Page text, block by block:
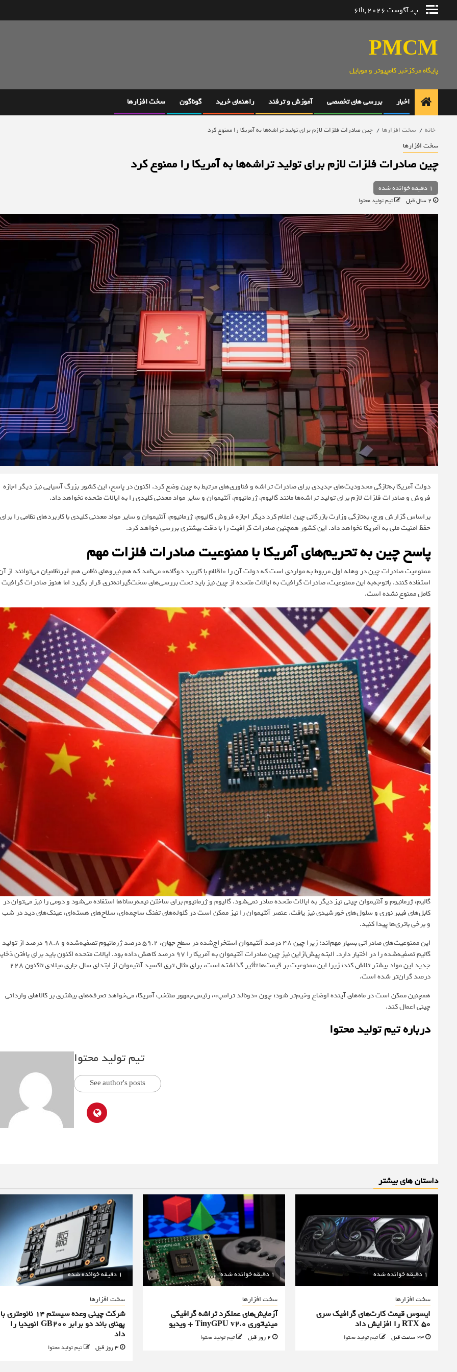
پ. آگوست 6th, 2026
PMCM
پایگاه مرکزخبر کامپیوتر و موبایل
اخبار بررسی های تخصصی آموزش و ترفند راهنمای خرید گوناگون سخت افزارها
خانه سخت افزارها چین صادرات فلزات لازم برای تولید تراشه‌ها به آمریکا را ممنوع کرد
سخت افزارها
چین صادرات فلزات لازم برای تولید تراشه‌ها به آمریکا را ممنوع کرد
1 دقیقه خوانده شده
تیم تولید محتوا
دولت آمریکا به‌تازگی محدودیت‌های جدیدی برای صادرات تراشه و فناوری‌های مرتبط به چین وضع کرد. اکنون در پاسخ، این کشور بزرگ آسیایی نیز دیگر اجازه
فروش و صادرات فلزات لازم برای تولید تراشه‌ها مانند گالیوم، ژرمانیوم، آنتیموان و سایر مواد معدنی کلیدی را به ایالات متحده نخواهد داد.
براساس گزارشورج، به‌تازگی وزارت بازرگانی چین اعلام کرد دیگر اجازه فروش گالیوم، ژرمانیوم، آنتیموان و سایر مواد معدنی کلیدی با کاربردهای نظامی را برای
حفظ امنیت ملی به آمریکا نخواهد داد. این کشور همچنین صادرات گرافیت را با دقت بیشتری بررسی خواهد کرد.
پاسخ چین به تحریم‌های آمریکا با ممنوعیت صادرات فلزات مهم
ممنوعیت صادرات چین در وهله اول مربوط به مواردی است که دولت آن را «اقلام با کاربرد دوگانه» می‌نامد که هم نیروهای نظامی هم غیرنظامیان می‌توانند از
استفاده کنند. باتوجه‌به این ممنوعیت، صادرات گرافیت به ایالات متحده از چین نیز باید تحت بررسی‌های سخت‌گیرانه‌تری قرار بگیرد اما هنوز صادرات گرافیت
کامل ممنوع نشده است.
گالیم، ژرمانیوم و آنتیموان چینی نیز دیگر به ایالات متحده صادر نمی‌شود. گالیوم و ژرمانیوم برای ساختن نیمه‌رساناها استفاده می‌شود و دومی را نیز می‌توان در
کابل‌های فیبر نوری و سلول‌های خورشیدی نیز یافت. عنصر آنتیموان را نیز ممکن است در گلوله‌های تفنگ ساچمه‌ای، سلاح‌های هسته‌ای، عینک‌های دید در شب
و برخی باتری‌ها پیدا کنید.
این ممنوعیت‌های صادراتی بسیار مهم‌اند؛ زیرا چین 48 درصد آنتیموان استخراج‌شده در سطح جهان، 59.2 درصد ژرمانیوم تصفیه‌شده و 98.8 درصد از تولید
گالیم تصفیه‌شده را در اختیار دارد. البته پیش‌ازاین نیز چین صادرات آنتیموان به آمریکا را 97 درصد کاهش داده بود. ایالات متحده اکنون باید برای یافتن
جدید این مواد بیشتر تلاش کند؛ زیرا این ممنوعیت بر قیمت‌ها تأثیر گذاشته است، برای مثال تری اکسید آنتیموان از ابتدای سال جاری میلادی تاکنون 228
درصد گران‌تر شده است.
همچنین ممکن است در ماه‌های آینده اوضاع وخیم‌تر شود؛ چون «دونالد ترامپ»، رئیس‌جمهور منتخب آمریکا، می‌خواهد تعرفه‌های بیشتری بر کالاهای وارداتی
چینی اعمال کند.
درباره تیم تولید محتوا
تیم تولید محتوا
See author's posts
داستان های بیشتر
1 دقیقه خوانده شده
سخت افزارها
ایسوس قیمت کارت‌های گرافیک سری
RTX 50 را افزایش داد
تیم تولید محتوا
1 دقیقه خوانده شده
سخت افزارها
آزمایش‌های عملکرد تراشه گرافیکی
مینیاتوری TinyGPU v2.0 + ویدیو
2 روز قبل تیم تولید محتوا
1 دقیقه خوانده شده
سخت افزارها
شرکت چینی وعده سیستم ۱۴ نانومتری با
پهنای باند دو برابر GB200 انویدیا را
داد
3 روز قبل تیم تولید محتوا